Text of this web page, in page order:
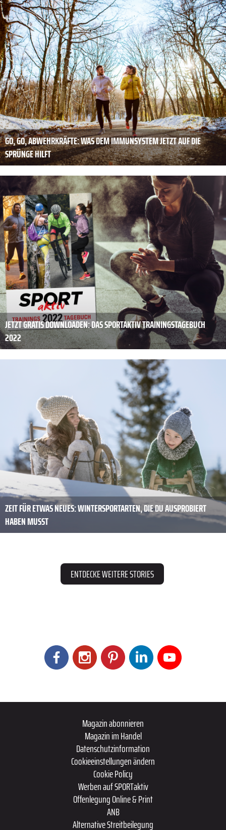
GO, GO, ABWEHRKRÄFTE: WAS DEM IMMUNSYSTEM JETZT AUF DIE
SPRÜNGE HILFT
JETZT GRATIS DOWNLOADEN: DAS SPORTAKTIV TRAININGSTAGEBUCH
2022
ZEIT FÜR ETWAS NEUES: WINTERSPORTARTEN, DIE DU AUSPROBIERT
HABEN MUSST
ENTDECKE WEITERE STORIES
Magazin abonnieren
Magazin im Handel
Datenschutzinformation
Cookieeinstellungen ändern
Cookie Policy
Werben auf SPORTaktiv
Offenlegung Online & Print
ANB
Alternative Streitbeilegung